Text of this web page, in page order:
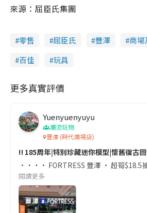
來源：屈臣氏集團
零售 屈臣氏 豐澤
商場
百佳
玩具
更多真實評價
Yuenyuenyuyu
潮流玩物
豐澤 (時代廣場店)
‼️ 185周年|特別珍藏迷你模型|懷舊復古回
•••• FORTRESS 豐澤 • 超筍$18.5抽
閱讀更多